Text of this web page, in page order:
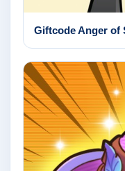
Giftcode Anger of